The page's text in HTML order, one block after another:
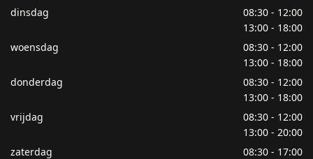
dinsdag
08:30 - 12:00
13:00 - 18:00
woensdag
08:30 - 12:00
13:00 - 18:00
donderdag
08:30 - 12:00
13:00 - 18:00
vrijdag
08:30 - 12:00
13:00 - 20:00
zaterdag
08:30 - 17:00